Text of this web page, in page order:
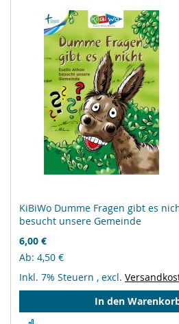
KiBiWo Dumme Fragen gibt es
besucht unsere Gemeinde
6,00 €
Ab 4,50 €
Inkl. 7% Steuern , excl.
In den